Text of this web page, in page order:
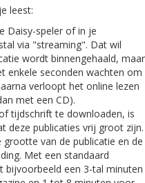
leest:
Daisy-speler of in je
via "streaming". Dat wil
wordt binnengehaald, maar
enkele seconden wachten om
verloopt het online lezen
met een CD).
tijdschrift te downloaden, is
deze publicaties vrij groot zijn.
van de publicatie en de
Met een standaard
bijvoorbeeld een 3-tal minuten